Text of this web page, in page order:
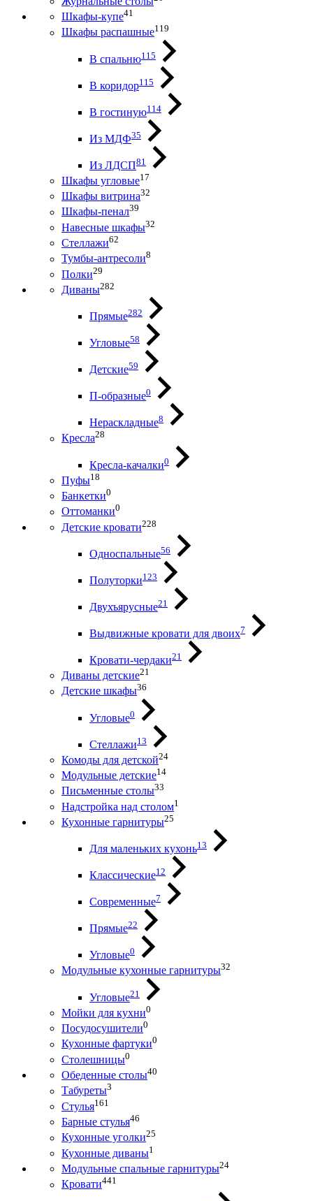
Шкафы-купе41
Шкафы распашные119
В спальню115
В коридор115
В гостиную114
Из МДФ35
Из ЛДСП81
Шкафы угловые17
Шкафы витрина32
Шкафы-пенал39
Навесные шкафы32
Стеллажи62
Тумбы-антресоли8
Полки29
Диваны282
Прямые282
Угловые58
Детские59
П-образные0
Нераскладные8
Кресла28
Кресла-качалки0
Пуфы18
Банкетки0
Оттоманки0
Детские кровати228
Односпальные56
Полуторки123
Двухъярусные21
Выдвижные кровати для двоих7
Кровати-чердаки21
Диваны детские21
Детские шкафы36
Угловые0
Стеллажи13
Комоды для детской24
Модульные детские14
Письменные столы33
Надстройка над столом1
Кухонные гарнитуры25
Для маленьких кухонь13
Классические12
Современные7
Прямые22
Угловые0
Модульные кухонные гарнитуры32
Угловые21
Мойки для кухни0
Посудосушители0
Кухонные фартуки0
Столешницы0
Обеденные столы40
Табуреты3
Стулья161
Барные стулья46
Кухонные уголки25
Кухонные диваны1
Модульные спальные гарнитуры24
Кровати441